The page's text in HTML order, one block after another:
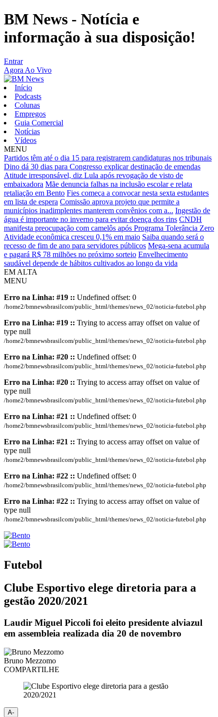
BM News - Notícia e
informação à sua disposição!
Entrar
Agora Ao Vivo
Início
Podcasts
Colunas
Empregos
Guia Comercial
Notícias
Vídeos
MENU
Partidos têm até o dia 15 para registrarem candidaturas nos tribunais
Dino dá 30 dias para Congresso explicar destinação de emendas
Atitude irresponsável, diz Lula após revogação de visto de
embaixadora Mãe denuncia falhas na inclusão escolar e relata
retaliação em Bento Fies começa a convocar nesta sexta estudantes
em lista de espera Comissão aprova projeto que permite a
municípios inadimplentes manterem convênios com a... Ingestão de
água é importante no inverno para evitar doença dos rins CNDH
manifesta preocupação com camelôs após Programa Tolerância Zero
Atividade econômica cresceu 0,1% em maio Saiba quando será o
recesso de fim de ano para servidores públicos Mega-sena acumula
e pagará R$ 78 milhões no próximo sorteio Envelhecimento
saudável depende de hábitos cultivados ao longo da vida
EM ALTA
MENU
Erro na Linha: #19 :: Undefined offset: 0
/home2/bmnewsbrasilcom/public_html/themes/news_02/noticia-futebol.php
Erro na Linha: #19 :: Trying to access array offset on value of
type null
/home2/bmnewsbrasilcom/public_html/themes/news_02/noticia-futebol.php
Erro na Linha: #20 :: Undefined offset: 0
/home2/bmnewsbrasilcom/public_html/themes/news_02/noticia-futebol.php
Erro na Linha: #20 :: Trying to access array offset on value of
type null
/home2/bmnewsbrasilcom/public_html/themes/news_02/noticia-futebol.php
Erro na Linha: #21 :: Undefined offset: 0
/home2/bmnewsbrasilcom/public_html/themes/news_02/noticia-futebol.php
Erro na Linha: #21 :: Trying to access array offset on value of
type null
/home2/bmnewsbrasilcom/public_html/themes/news_02/noticia-futebol.php
Erro na Linha: #22 :: Undefined offset: 0
/home2/bmnewsbrasilcom/public_html/themes/news_02/noticia-futebol.php
Erro na Linha: #22 :: Trying to access array offset on value of
type null
/home2/bmnewsbrasilcom/public_html/themes/news_02/noticia-futebol.php
Futebol
Clube Esportivo elege diretoria para a
gestão 2020/2021
Laudir Miguel Piccoli foi eleito presidente alviazul
em assembleia realizada dia 20 de novembro
Bruno Mezzomo
COMPARTILHE
A-